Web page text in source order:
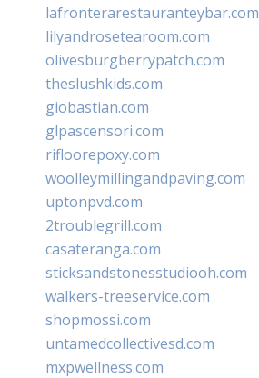
lafronterarestauranteybar.com
lilyandrosetearoom.com
olivesburgberrypatch.com
theslushkids.com
giobastian.com
glpascensori.com
rifloorepoxy.com
woolleymillingandpaving.com
uptonpvd.com
2troublegrill.com
casateranga.com
sticksandstonesstudiooh.com
walkers-treeservice.com
shopmossi.com
untamedcollectivesd.com
mxpwellness.com